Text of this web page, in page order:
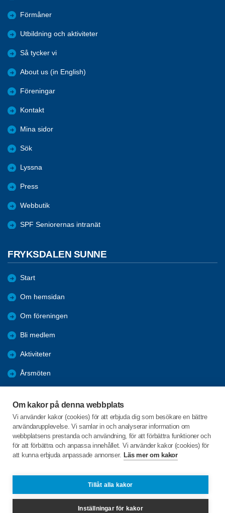
Om kakor på denna webbplats
Vi använder kakor (cookies) för att erbjuda dig som besökare en bättre
användarupplevelse. Vi samlar in och analyserar information om
webbplatsens prestanda och användning, för att förbättra funktioner och
för att förbättra och anpassa innehållet. Vi använder kakor (cookies) för
att kunna erbjuda anpassade annonser. Läs mer om kakor
Tillåt alla kakor
Inställningar för kakor
Förmåner
Utbildning och aktiviteter
Så tycker vi
About us (in English)
Föreningar
Kontakt
Mina sidor
Sök
Lyssna
Press
Webbutik
SPF Seniorernas intranät
FRYKSDALEN SUNNE
Start
Om hemsidan
Om föreningen
Bli medlem
Aktiviteter
Årsmöten
Bildgalleri
Dokument
C/o:Inga-Lill Junedahl